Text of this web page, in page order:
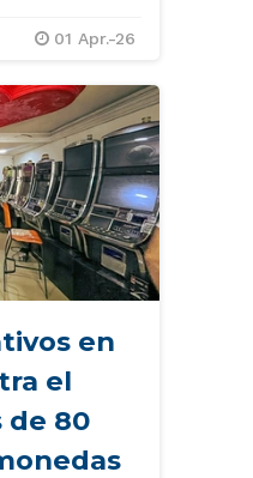
01 Apr.-26
en
el
de 80